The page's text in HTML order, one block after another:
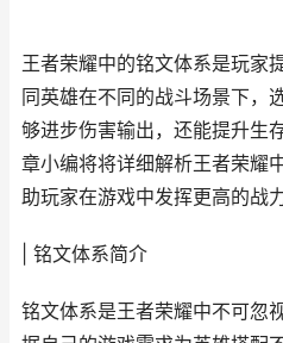
王者荣耀中的铭文体系是玩家
同英雄在不同的战斗场景下，
够进步伤害输出，还能提升生
章小编将将详细解析王者荣耀
助玩家在游戏中发挥更高的战力
| 铭文体系简介
铭文体系是王者荣耀中不可忽